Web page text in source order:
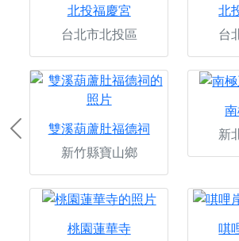
北投福慶宮
台北市北投區
北
台
雙溪葫蘆肚福德祠
新竹縣寶山鄉
新
桃園蓮華寺
唭
Previous